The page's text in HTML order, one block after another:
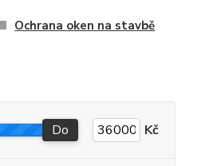
Ochrana oken na stavbě
Do Kč